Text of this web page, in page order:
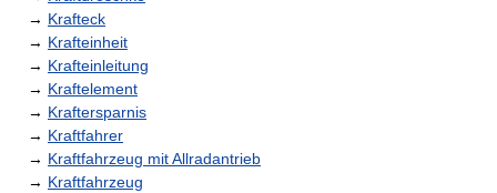
→ Krafteck
→ Krafteinheit
→ Krafteinleitung
→ Kraftelement
→ Kraftersparnis
→ Kraftfahrer
→ Kraftfahrzeug mit Allradantrieb
→ Kraftfahrzeug